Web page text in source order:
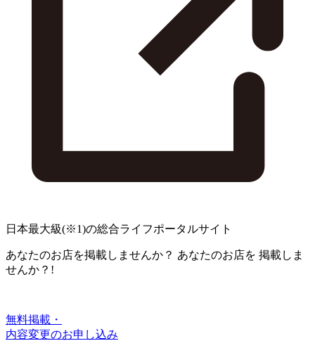
日本最大級(※1)の総合ライフポータルサイト
あなたのお店を掲載しませんか？ あなたのお店を 掲載しま
せんか？!
無料掲載・
内容変更のお申し込み